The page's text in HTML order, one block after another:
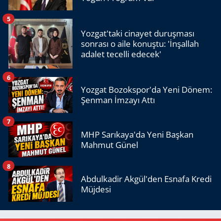
Yozgat'taki cinayet duruşması
sonrası o aile konuştu: 'İnşallah
adalet tecelli edecek'
5
Yozgat Bozokspor'da Yeni Dönem:
Şenman İmzayı Attı
6
MHP Sarıkaya'da Yeni Başkan
Mahmut Günel
7
Abdulkadir Akgül'den Esnafa Kredi
Müjdesi
8